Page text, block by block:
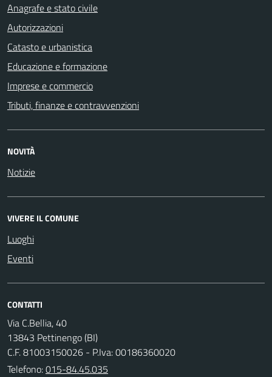
Anagrafe e stato civile
Autorizzazioni
Catasto e urbanistica
Educazione e formazione
Imprese e commercio
Tributi, finanze e contravvenzioni
NOVITÀ
Notizie
VIVERE IL COMUNE
Luoghi
Eventi
CONTATTI
Via C.Bellia, 40
13843 Pettinengo (BI)
C.F. 81003150026 - P.Iva: 00186360020
Telefono:015-84.45.035